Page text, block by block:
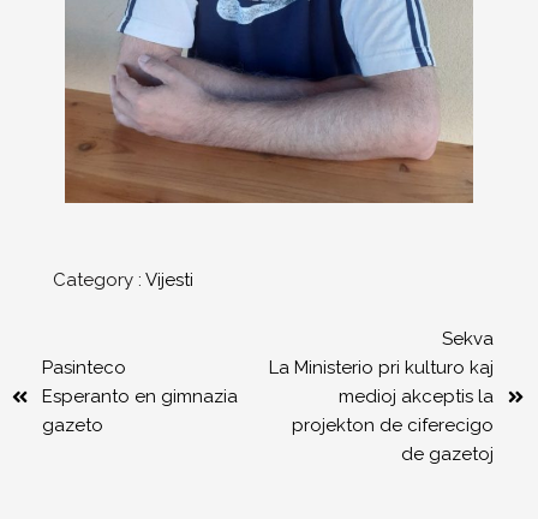
Category : Vijesti
Pasinteco
Esperanto en gimnazia
gazeto
Sekva
La Ministerio pri kulturo kaj
medioj akceptis la
projekton de ciferecigo
de gazetoj